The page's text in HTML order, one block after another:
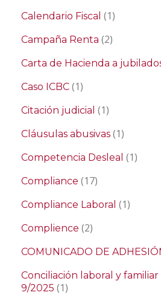
Calendario Fiscal (1)
Campaña Renta (2)
Carta de Hacienda a
Caso ICBC (1)
Citación judicial (1)
Cláusulas abusivas (1)
Competencia Desleal (1)
Compliance (17)
Compliance Laboral (1)
Complience (2)
COMUNICADO DE
Conciliación laboral y
9/2025 (1)